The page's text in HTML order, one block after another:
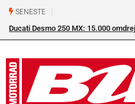
SENESTE
Ducati Desmo 250 MX: 15.000